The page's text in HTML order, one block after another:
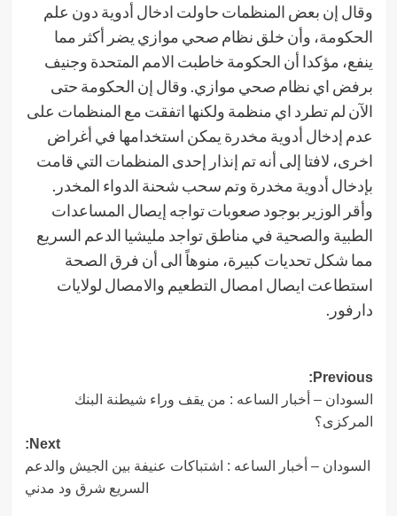
وقال إن بعض المنظمات حاولت ادخال أدوية دون علم
الحكومة، وأن خلق نظام صحي موازي يضر أكثر مما
ينفع، مؤكدا أن الحكومة خاطبت الامم المتحدة وجنيف
برفض اي نظام صحي موازي. وقال إن الحكومة حتى
الآن لم تطرد اي منظمة ولكنها اتفقت مع المنظمات على
عدم إدخال أدوية مخدرة يمكن استخدامها في أغراض
اخرى، لافتا إلى أنه تم إنذار إحدى المنظمات التي قامت
بإدخال أدوية مخدرة وتم سحب شحنة الدواء المخدر.
وأقر الوزير بوجود صعوبات تواجه إيصال المساعدات
الطبية والصحية في مناطق تواجد مليشيا الدعم السريع
مما شكل تحديات كبيرة، منوهاً الى أن فرق الصحة
استطاعت ايصال امصال التطعيم والامصال لولايات
دارفور.
Post
navigation
Previous:
السودان – أخبار الساعه : من يقف وراء شيطنة البنك
المركزى؟
Next:
السودان – أخبار الساعه : اشتباكات عنيفة بين الجيش والدعم
السريع شرق ود مدني